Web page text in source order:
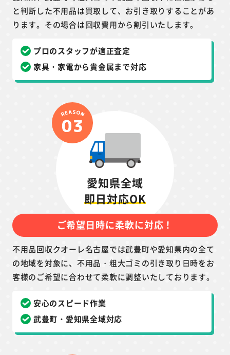
と判断した不用品は買取して、お引き取りすることがあ
ります。その場合は回収費用から割引いたします。
プロのスタッフが適正査定
家具・家電から貴金属まで対応
愛知県全域
即日対応OK
ご希望日時に柔軟に対応！
不用品回収クオーレ名古屋では武豊町や愛知県内の全て
の地域を対象に、不用品・粗大ゴミの引き取り日時をお
客様のご希望に合わせて柔軟に調整いたしております。
安心のスピード作業
武豊町・愛知県全域対応